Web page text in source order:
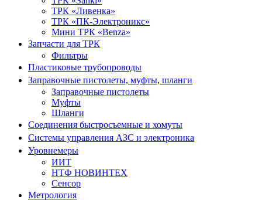
ТРК «Ливенка»
ТРК «ПК-Электроникс»
Мини ТРК «Benza»
Запчасти для ТРК
Фильтры
Пластиковые трубопроводы
Заправочные пистолеты, муфты, шланги
Заправочные пистолеты
Муфты
Шланги
Соединения быстросъемные и хомуты
Системы управления АЗС и электроника
Уровнемеры
ИИТ
НТФ НОВИНТЕХ
Сенсор
Метрология